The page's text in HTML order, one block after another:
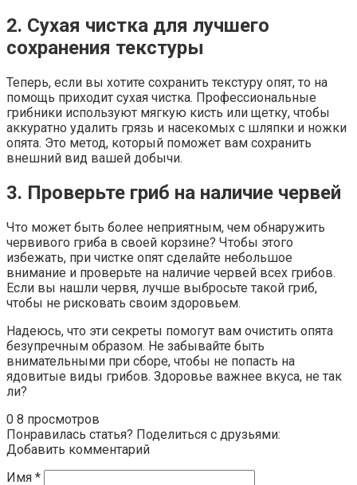
2. Сухая чистка для лучшего
сохранения текстуры
Теперь, если вы хотите сохранить текстуру опят, то на
помощь приходит сухая чистка. Профессиональные
грибники используют мягкую кисть или щетку, чтобы
аккуратно удалить грязь и насекомых с шляпки и ножки
опята. Это метод, который поможет вам сохранить
внешний вид вашей добычи.
3. Проверьте гриб на наличие червей
Что может быть более неприятным, чем обнаружить
червивого гриба в своей корзине? Чтобы этого
избежать, при чистке опят сделайте небольшое
внимание и проверьте на наличие червей всех грибов.
Если вы нашли червя, лучше выбросьте такой гриб,
чтобы не рисковать своим здоровьем.
Надеюсь, что эти секреты помогут вам очистить опята
безупречным образом. Не забывайте быть
внимательными при сборе, чтобы не попасть на
ядовитые виды грибов. Здоровье важнее вкуса, не так
ли?
0 8 просмотров
Понравилась статья? Поделиться с друзьями:
Добавить комментарий
Имя *